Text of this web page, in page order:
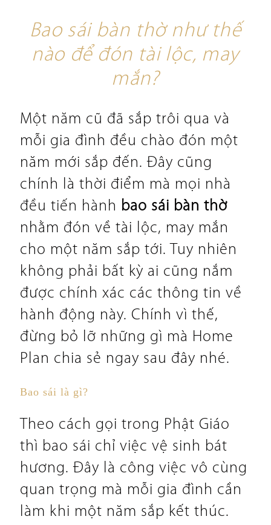
Bao sái bàn thờ như thế
nào để đón tài lộc, may
mắn?
Một năm cũ đã sắp trôi qua và
mỗi gia đình đều chào đón một
năm mới sắp đến. Đây cũng
chính là thời điểm mà mọi nhà
đều tiến hành bao sái bàn thờ
nhằm đón về tài lộc, may mắn
cho một năm sắp tới. Tuy nhiên
không phải bất kỳ ai cũng nắm
được chính xác các thông tin về
hành động này. Chính vì thế,
đừng bỏ lỡ những gì mà Home
Plan chia sẻ ngay sau đây nhé.
Bao sái là gì?
Theo cách gọi trong Phật Giáo
thì bao sái chỉ việc vệ sinh bát
hương. Đây là công việc vô cùng
quan trọng mà mỗi gia đình cần
làm khi một năm sắp kết thúc.